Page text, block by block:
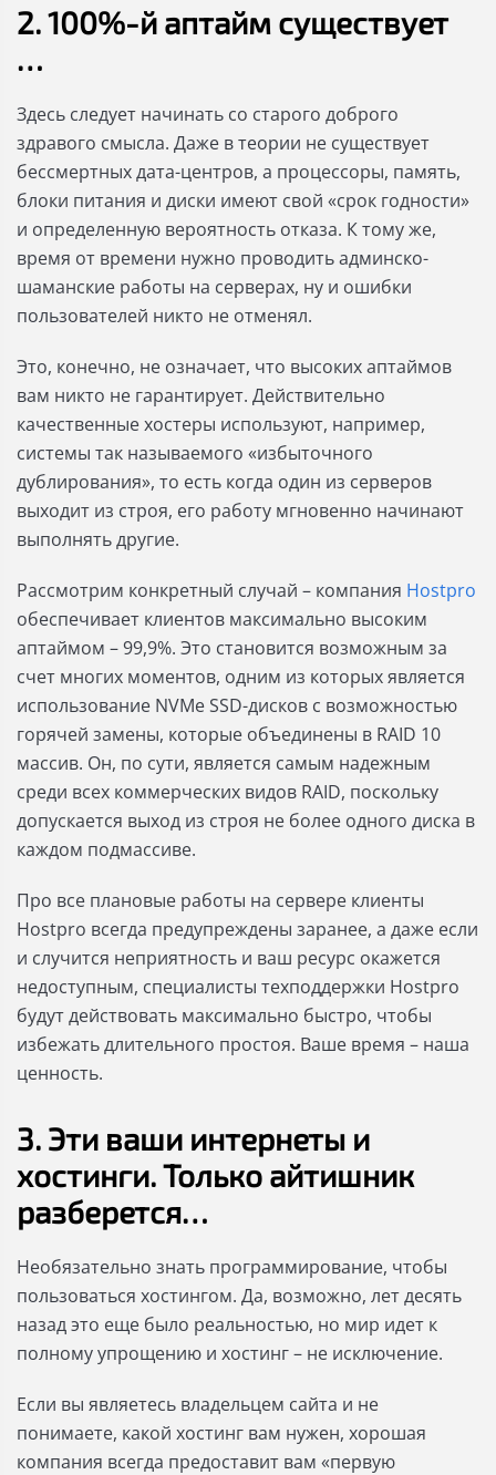
2. 100%-й аптайм существует
…
Здесь следует начинать со старого доброго
здравого смысла. Даже в теории не существует
бессмертных дата-центров, а процессоры, память,
блоки питания и диски имеют свой «срок годности»
и определенную вероятность отказа. К тому же,
время от времени нужно проводить админско-
шаманские работы на серверах, ну и ошибки
пользователей никто не отменял.
Это, конечно, не означает, что высоких аптаймов
вам никто не гарантирует. Действительно
качественные хостеры используют, например,
системы так называемого «избыточного
дублирования», то есть когда один из серверов
выходит из строя, его работу мгновенно начинают
выполнять другие.
Рассмотрим конкретный случай – компания Hostpro
обеспечивает клиентов максимально высоким
аптаймом – 99,9%. Это становится возможным за
счет многих моментов, одним из которых является
использование NVMe SSD-дисков с возможностью
горячей замены, которые объединены в RAID 10
массив. Он, по сути, является самым надежным
среди всех коммерческих видов RAID, поскольку
допускается выход из строя не более одного диска в
каждом подмассиве.
Про все плановые работы на сервере клиенты
Hostpro всегда предупреждены заранее, а даже если
и случится неприятность и ваш ресурс окажется
недоступным, специалисты техподдержки Hostpro
будут действовать максимально быстро, чтобы
избежать длительного простоя. Ваше время – наша
ценность.
3. Эти ваши интернеты и
хостинги. Только айтишник
разберется…
Необязательно знать программирование, чтобы
пользоваться хостингом. Да, возможно, лет десять
назад это еще было реальностью, но мир идет к
полному упрощению и хостинг – не исключение.
Если вы являетесь владельцем сайта и не
понимаете, какой хостинг вам нужен, хорошая
компания всегда предоставит вам «первую